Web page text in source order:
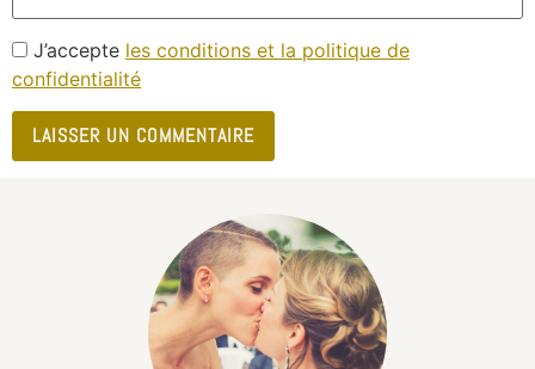
J’accepte les conditions et la politique de
confidentialité